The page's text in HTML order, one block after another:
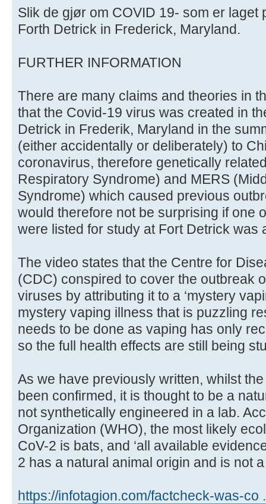
Slik de gjør om COVID 19- som er laget
Forth Detrick in Frederick, Maryland.
FURTHER INFORMATION
There are many claims and theories in
that the Covid-19 virus was created in
Detrick in Frederik, Maryland in the
(either accidentally or deliberately) to
coronavirus, therefore genetically
Respiratory Syndrome) and MERS
Syndrome) which caused previous
would therefore not be surprising if one
were listed for study at Fort Detrick was
The video states that the Centre for
(CDC) conspired to cover the outbreak
viruses by attributing it to a ‘mystery
mystery vaping illness that is puzzling
needs to be done as vaping has only
so the full health effects are still being
As we have previously written, whilst
been confirmed, it is thought to be a
not synthetically engineered in a lab.
Organization (WHO), the most likely
CoV-2 is bats, and ‘all available
2 has a natural animal origin and is not
https://infotagion.com/factcheck-was-co